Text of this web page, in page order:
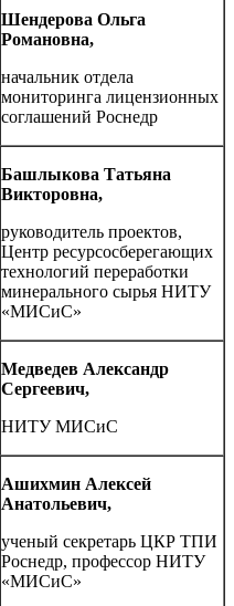
Шендерова Ольга
Романовна,
начальник отдела
мониторинга лицензионных
соглашений Роснедр
Башлыкова Татьяна
Викторовна,
руководитель проектов,
Центр ресурсосберегающих
технологий переработки
минерального сырья НИТУ
«МИСиС»
Медведев Александр
Сергеевич,
НИТУ МИСиС
Ашихмин Алексей
Анатольевич,
ученый секретарь ЦКР ТПИ
Роснедр, профессор НИТУ
«МИСиС»